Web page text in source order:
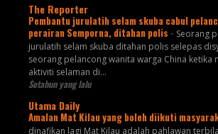
The Reporter
Pembantu jurulatih selam skuba cabul
perairan Semporna, ditahan polis - Seorang
jurulatih selam skuba ditahan polis selepas
seorang pelancong wanita warga China ketika
aktiviti selaman di...
Setahun yang lalu
Utama Daily
Amalan Mat Kilau yang boleh diikuti
dinafikan lagi Mat Kilau adalah pahlawan